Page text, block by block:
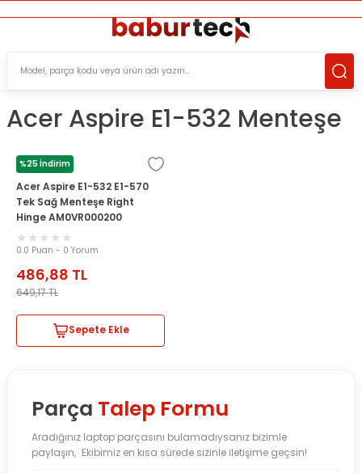
Acer Aspire E1-532 Menteşe
%25 İndirim
ACER
Acer Aspire E1-532 E1-570
Tek Sağ Menteşe Right
Hinge AM0VR000200
0.0 Puan - 0 Yorum
486,88 TL
649,17TL
Sepete Ekle
Parça Talep Formu
Aradığınız laptop parçasını bulamadıysanız bizimle
paylaşın, Ekibimiz en kısa sürede sizinle iletişime geçsin!